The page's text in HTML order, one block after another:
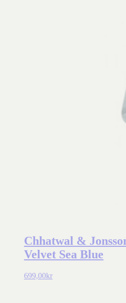
Chhatwal &
Velvet Sea Blue
699,00kr